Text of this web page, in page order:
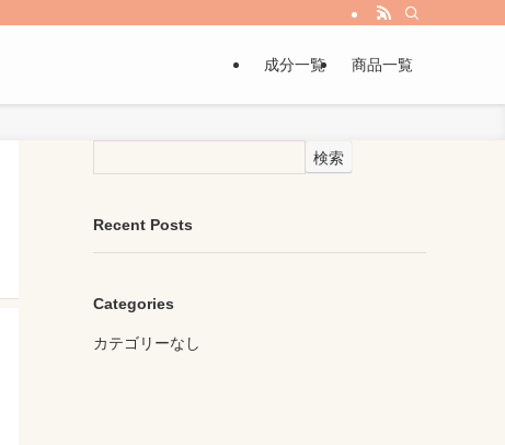
成分一覧 商品一覧
検索
Recent Posts
Categories
カテゴリーなし